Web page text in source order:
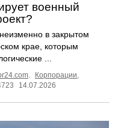
военный
в закрытом
крае, которым
...
. Корпорации,
14.07.2026